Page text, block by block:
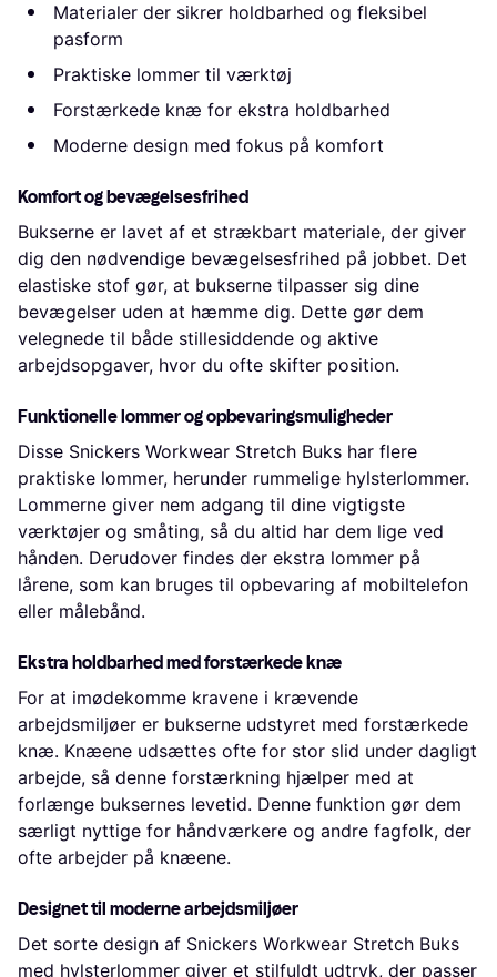
Materialer der sikrer holdbarhed og fleksibel
pasform
Praktiske lommer til værktøj
Forstærkede knæ for ekstra holdbarhed
Moderne design med fokus på komfort
Komfort og bevægelsesfrihed
Bukserne er lavet af et strækbart materiale, der giver
dig den nødvendige bevægelsesfrihed på jobbet. Det
elastiske stof gør, at bukserne tilpasser sig dine
bevægelser uden at hæmme dig. Dette gør dem
velegnede til både stillesiddende og aktive
arbejdsopgaver, hvor du ofte skifter position.
Funktionelle lommer og opbevaringsmuligheder
Disse Snickers Workwear Stretch Buks har flere
praktiske lommer, herunder rummelige hylsterlommer.
Lommerne giver nem adgang til dine vigtigste
værktøjer og småting, så du altid har dem lige ved
hånden. Derudover findes der ekstra lommer på
lårene, som kan bruges til opbevaring af mobiltelefon
eller målebånd.
Ekstra holdbarhed med forstærkede knæ
For at imødekomme kravene i krævende
arbejdsmiljøer er bukserne udstyret med forstærkede
knæ. Knæene udsættes ofte for stor slid under dagligt
arbejde, så denne forstærkning hjælper med at
forlænge buksernes levetid. Denne funktion gør dem
særligt nyttige for håndværkere og andre fagfolk, der
ofte arbejder på knæene.
Designet til moderne arbejdsmiljøer
Det sorte design af Snickers Workwear Stretch Buks
med hylsterlommer giver et stilfuldt udtryk, der passer